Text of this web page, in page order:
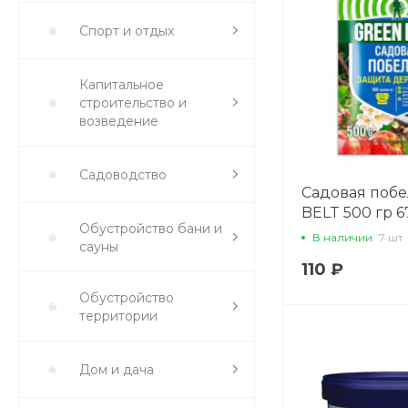
Спорт и отдых
Капитальное
строительство и
возведение
Садоводство
Обустройство бани и
сауны
Обустройство
территории
Дом и дача
Садовая
BELT 500 гр
В наличии 7 шт
110 ₽